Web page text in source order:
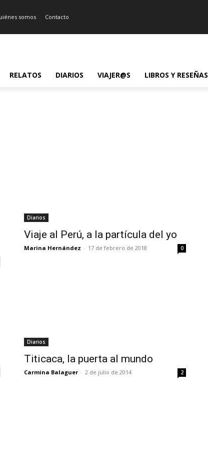
somos Contacto
RELATOS DIARIOS VIAJER@S LIBROS Y RESEÑAS
Diarios
Viaje al Perú, a la partícula del yo
Marina Hernández - 17 de febrero de 2018 0
Diarios
Titicaca, la puerta al mundo
Carmina Balaguer - 2 de julio de 2014 2